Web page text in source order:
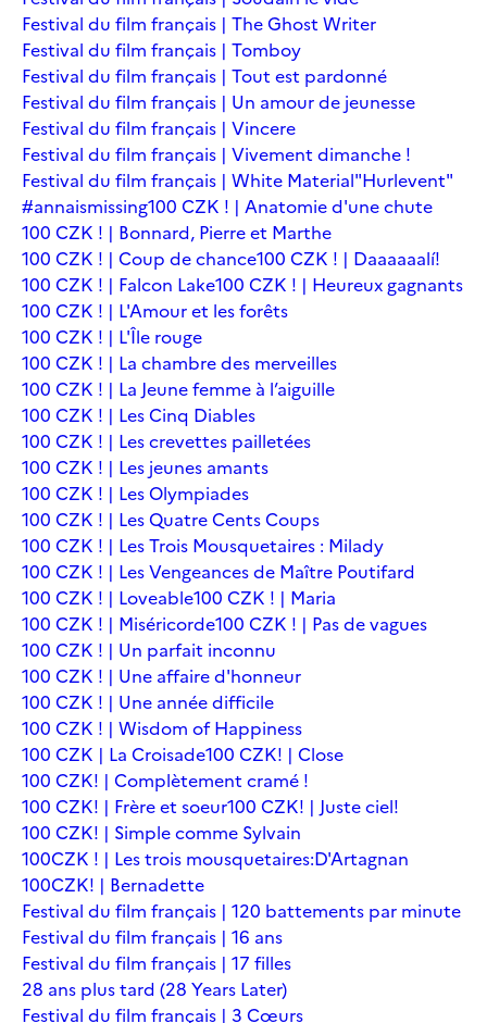
Festival du film français | The Ghost Writer
Festival du film français | Tomboy
Festival du film français | Tout est pardonné
Festival du film français | Un amour de jeunesse
Festival du film français | Vincere
Festival du film français | Vivement dimanche !
Festival du film français | White Material"Hurlevent"
#annaismissing100 CZK ! | Anatomie d'une chute
100 CZK ! | Bonnard, Pierre et Marthe
100 CZK ! | Coup de chance100 CZK ! | Daaaaaalí!
100 CZK ! | Falcon Lake100 CZK ! | Heureux gagnants
100 CZK ! | L'Amour et les forêts
100 CZK ! | L'Île rouge
100 CZK ! | La chambre des merveilles
100 CZK ! | La Jeune femme à l’aiguille
100 CZK ! | Les Cinq Diables
100 CZK ! | Les crevettes pailletées
100 CZK ! | Les jeunes amants
100 CZK ! | Les Olympiades
100 CZK ! | Les Quatre Cents Coups
100 CZK ! | Les Trois Mousquetaires : Milady
100 CZK ! | Les Vengeances de Maître Poutifard
100 CZK ! | Loveable100 CZK ! | Maria
100 CZK ! | Miséricorde100 CZK ! | Pas de vagues
100 CZK ! | Un parfait inconnu
100 CZK ! | Une affaire d'honneur
100 CZK ! | Une année difficile
100 CZK ! | Wisdom of Happiness
100 CZK | La Croisade100 CZK! | Close
100 CZK! | Complètement cramé !
100 CZK! | Frère et soeur100 CZK! | Juste ciel!
100 CZK! | Simple comme Sylvain
100CZK ! | Les trois mousquetaires:D'Artagnan
100CZK! | Bernadette
Festival du film français | 120 battements par minute
Festival du film français | 16 ans
Festival du film français | 17 filles
28 ans plus tard (28 Years Later)
Festival du film français | 3 Cœurs